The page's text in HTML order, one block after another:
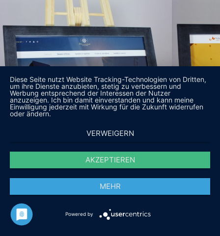
Diese Seite nutzt Website Tracking-Technologien von Dritten,
um ihre Dienste anzubieten, stetig zu verbessern und
Werbung entsprechend der Interessen der Nutzer
anzuzeigen. Ich bin damit einverstanden und kann meine
Einwilligung jederzeit mit Wirkung für die Zukunft widerrufen
oder ändern.
VERWEIGERN
AKZEPTIEREN
MEHR
Powered by